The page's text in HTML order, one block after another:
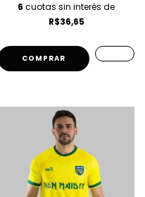
6 cuotas sin interés de
R$36,65
COMPRAR